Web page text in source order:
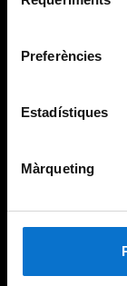
Preferències
Estadístiques
Màrqueting